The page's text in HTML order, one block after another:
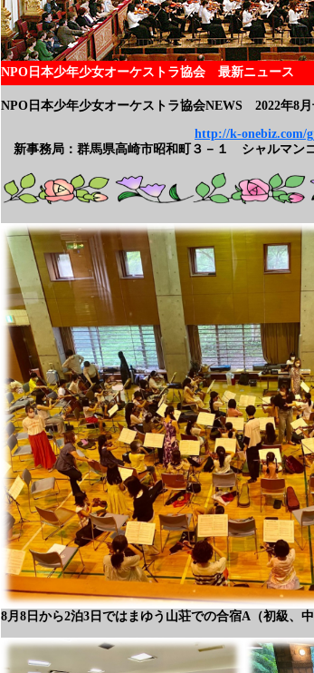
NPO日本少年少女オーケストラ協会 最新ニュース
NPO 日本少年少女オーケストラ協会NEWS 2022年
http://k-onebiz.com/
新事務局：群馬県高崎市昭和町３－１ シャルマ
8月8日から2泊3日ではまゆう山荘での合宿A（初級、